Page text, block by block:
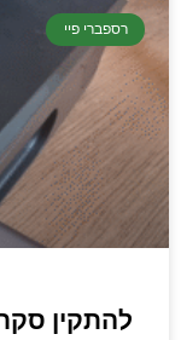
רספברי פיי
להתקין